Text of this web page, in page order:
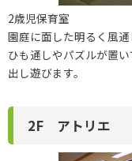
2歳児保育室
園庭に面した明るく風
ひも通しやパズルが置
出し遊びます。
2F アトリエ